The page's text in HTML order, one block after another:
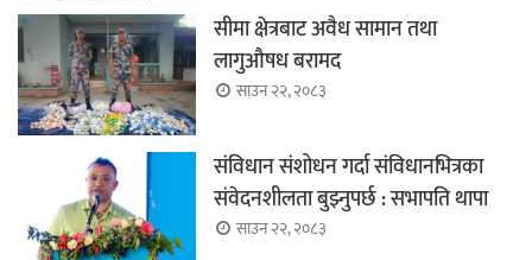
सीमा क्षेत्रबाट अवैध सामान तथा
लागुऔषध बरामद
साउन २२, २०८३
संविधान संशोधन गर्दा संविधानभित्रका
संवेदनशीलता बुझ्नुपर्छ : सभापति थापा
साउन २२, २०८३